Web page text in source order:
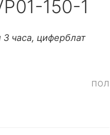
150-1
часа, циферблат
пол